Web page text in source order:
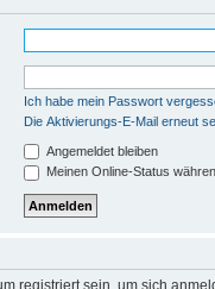
Ich habe mein Passwort
Die Aktivierungs-E-Mail erneut
Angemeldet bleiben
Meinen Online-Status